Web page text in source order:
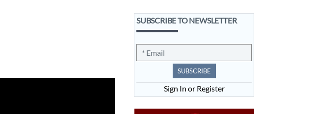
SUBSCRIBE TO NEWSLETTER
SUBSCRIBE
Sign In or Register